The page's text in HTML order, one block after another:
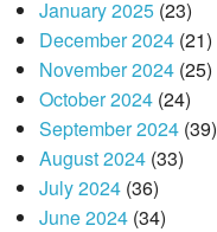
January 2025(23)
December 2024(21)
November 2024(25)
October 2024(24)
September 2024(39)
August 2024(33)
July 2024(36)
June 2024(34)